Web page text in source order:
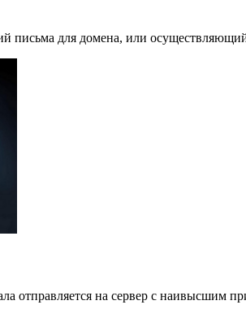
письма для домена, или
отправляется на сервер с наивысшим